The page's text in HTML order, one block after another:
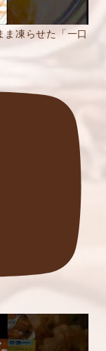
凍らせた「一口